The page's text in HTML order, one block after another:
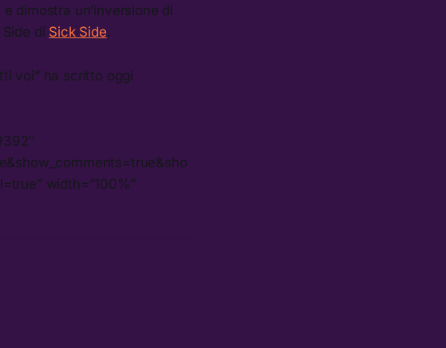
dimostra un’inversione di
di Sick Side.
voi” ha scritto oggi
width=”100%”